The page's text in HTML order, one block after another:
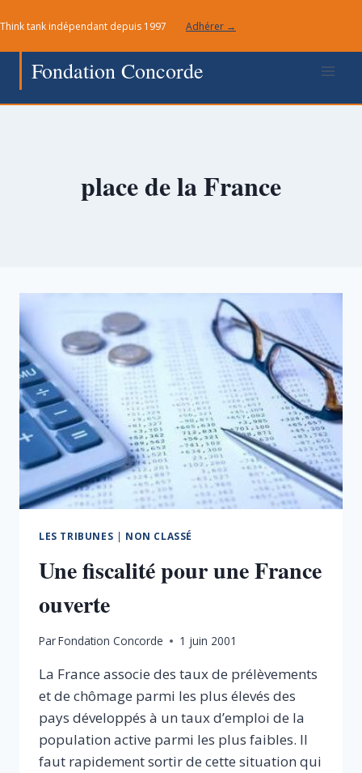
au
contenu
Think tank indépendant depuis 1997 Adhérer →
Fondation Concorde
place de la France
LES TRIBUNES | NON CLASSÉ
Une fiscalité pour une France
ouverte
ParFondation Concorde 1 juin 2001
La France associe des taux de prélèvements
et de chômage parmi les plus élevés des
pays développés à un taux d’emploi de la
population active parmi les plus faibles. Il
faut rapidement sortir de cette situation qui